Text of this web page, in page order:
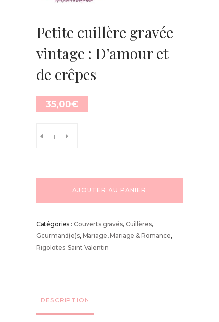
Petite cuillère gravée
vintage : D’amour et
de crêpes
35,00€
AJOUTER AU PANIER
Catégories : Couverts gravés, Cuillères,
Gourmand(e)s, Mariage, Mariage & Romance,
Rigolotes, Saint Valentin
DESCRIPTION